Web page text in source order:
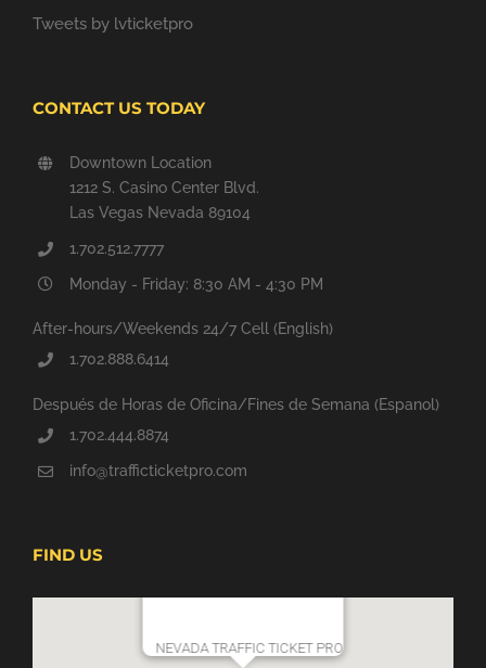
Tweets by lvticketpro
CONTACT US TODAY
Downtown Location
1212 S. Casino Center Blvd.
Las Vegas Nevada 89104
1.702.512.7777
Monday - Friday: 8:30 AM - 4:30 PM
After-hours/Weekends 24/7 Cell (English)
1.702.888.6414
Después de Horas de Oficina/Fines de Semana (Espanol)
1.702.444.8874
info@trafficticketpro.com
FIND US
NEVADA TRAFFIC TICKET PRO